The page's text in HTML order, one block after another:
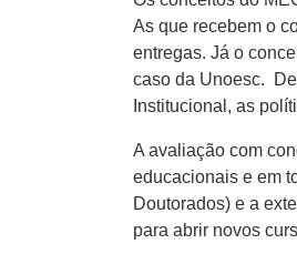
As que recebem o
entregas. Já o
caso da Unoesc.
Institucional, as
A avaliação com
educacionais e em
Doutorados) e a
para abrir novos